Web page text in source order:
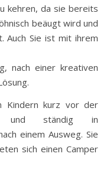
kehren, da sie bereits
beäugt wird und
Auch Sie ist mit ihrem
nach einer kreativen
Kindern kurz vor der
und ständig in
einem Ausweg. Sie
sich einen Camper